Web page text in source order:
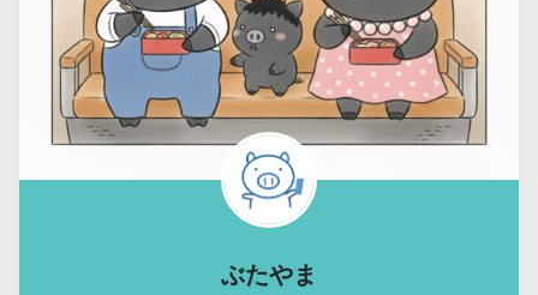
ぶたやま